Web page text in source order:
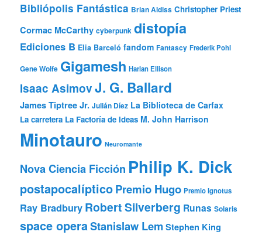
Bibliópolis Fantástica Brian Aldiss Christopher Priest
Cormac McCarthy cyberpunk distopía
Ediciones B Elia Barceló fandom Fantascy Frederik Pohl
Gene Wolfe Gigamesh Harlan Ellison
Isaac AsimovJ. G. Ballard
James Tiptree Jr. Julián Díez La Biblioteca de Carfax
La carretera La Factoría de Ideas M. John Harrison
Minotauro Neuromante
Nova Ciencia Ficción Philip K. Dick
postapocalípticoPremio Hugo Premio Ignotus
Ray Bradbury Robert Silverberg Runas Solaris
space operaStanislaw Lem Stephen King